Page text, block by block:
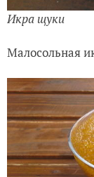
Икра щуки
Малосольная